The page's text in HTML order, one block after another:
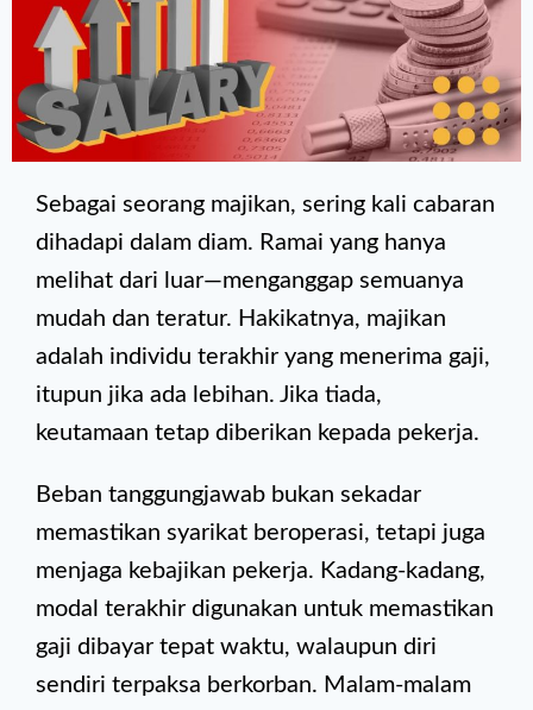
Sebagai seorang majikan, sering kali cabaran
dihadapi dalam diam. Ramai yang hanya
melihat dari luar—menganggap semuanya
mudah dan teratur. Hakikatnya, majikan
adalah individu terakhir yang menerima gaji,
itupun jika ada lebihan. Jika tiada,
keutamaan tetap diberikan kepada pekerja.
Beban tanggungjawab bukan sekadar
memastikan syarikat beroperasi, tetapi juga
menjaga kebajikan pekerja. Kadang-kadang,
modal terakhir digunakan untuk memastikan
gaji dibayar tepat waktu, walaupun diri
sendiri terpaksa berkorban. Malam-malam